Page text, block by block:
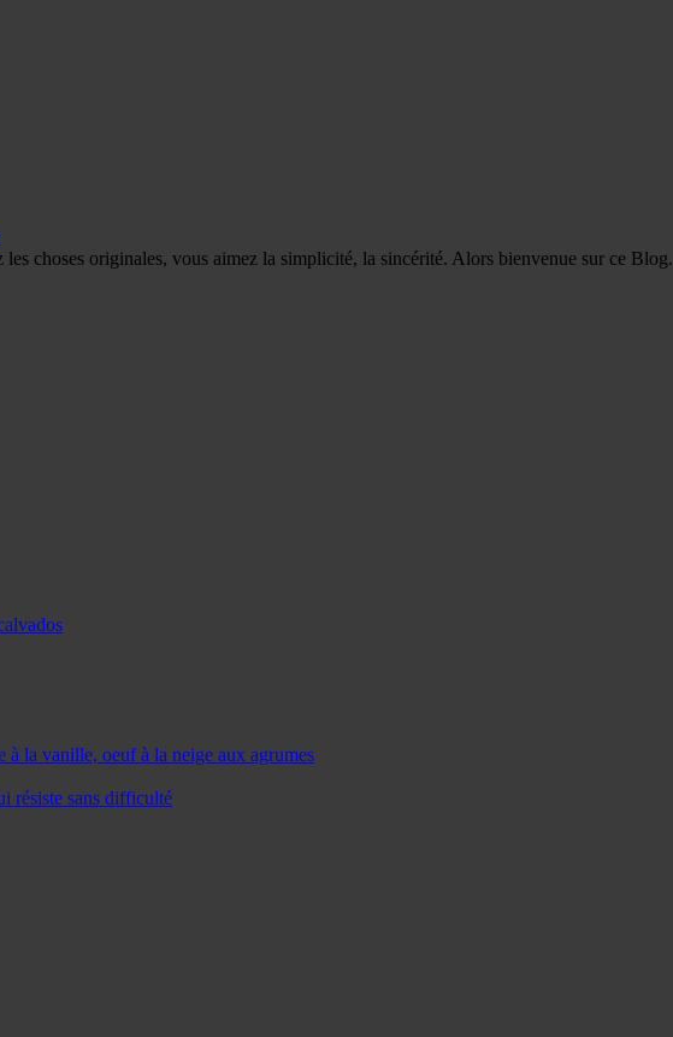
choses originales, vous aimez la simplicité, la sincérité. Alors bienvenue sur ce Blog.
la vanille, oeuf à la neige aux agrumes
résiste sans difficulté